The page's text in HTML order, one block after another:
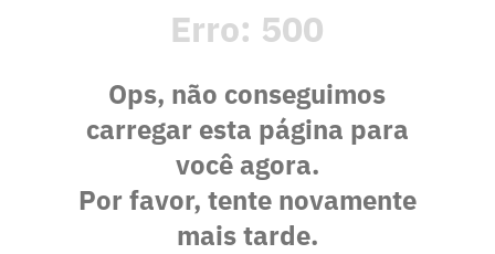
Erro: 500
Ops, não conseguimos
carregar esta página para
você agora.
Por favor, tente novamente
mais tarde.